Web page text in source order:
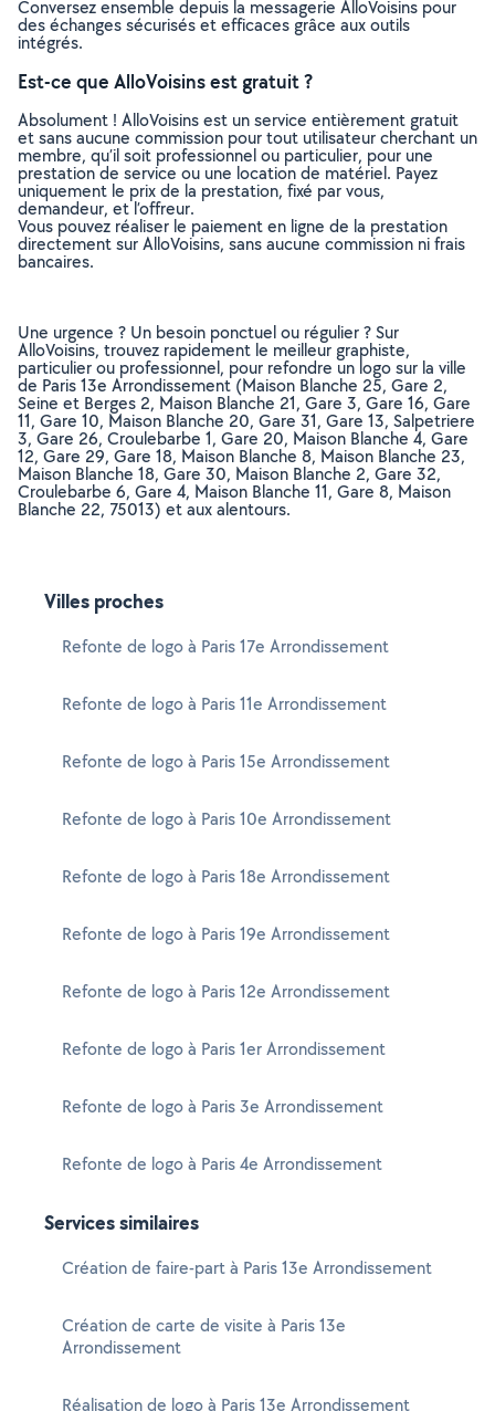
Conversez ensemble depuis la messagerie AlloVoisins pour
des échanges sécurisés et efficaces grâce aux outils
intégrés.
Est-ce que AlloVoisins est gratuit ?
Absolument ! AlloVoisins est un service entièrement gratuit
et sans aucune commission pour tout utilisateur cherchant un
membre, qu’il soit professionnel ou particulier, pour une
prestation de service ou une location de matériel. Payez
uniquement le prix de la prestation, fixé par vous,
demandeur, et l’offreur.
Vous pouvez réaliser le paiement en ligne de la prestation
directement sur AlloVoisins, sans aucune commission ni frais
bancaires.
Une urgence ? Un besoin ponctuel ou régulier ? Sur
AlloVoisins, trouvez rapidement le meilleur graphiste,
particulier ou professionnel, pour refondre un logo sur la ville
de Paris 13e Arrondissement (Maison Blanche 25, Gare 2,
Seine et Berges 2, Maison Blanche 21, Gare 3, Gare 16, Gare
11, Gare 10, Maison Blanche 20, Gare 31, Gare 13, Salpetriere
3, Gare 26, Croulebarbe 1, Gare 20, Maison Blanche 4, Gare
12, Gare 29, Gare 18, Maison Blanche 8, Maison Blanche 23,
Maison Blanche 18, Gare 30, Maison Blanche 2, Gare 32,
Croulebarbe 6, Gare 4, Maison Blanche 11, Gare 8, Maison
Blanche 22, 75013) et aux alentours.
Villes proches
Refonte de logo à Paris 17e Arrondissement
Refonte de logo à Paris 11e Arrondissement
Refonte de logo à Paris 15e Arrondissement
Refonte de logo à Paris 10e Arrondissement
Refonte de logo à Paris 18e Arrondissement
Refonte de logo à Paris 19e Arrondissement
Refonte de logo à Paris 12e Arrondissement
Refonte de logo à Paris 1er Arrondissement
Refonte de logo à Paris 3e Arrondissement
Refonte de logo à Paris 4e Arrondissement
Services similaires
Création de faire-part à Paris 13e Arrondissement
Création de carte de visite à Paris 13e
Arrondissement
Réalisation de logo à Paris 13e Arrondissement